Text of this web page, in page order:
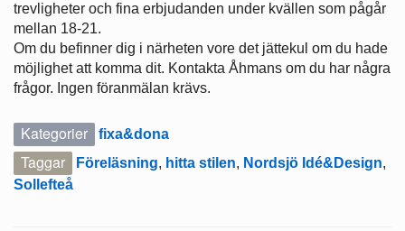
trevligheter och fina erbjudanden under kvällen som pågår
mellan 18-21.
Om du befinner dig i närheten vore det jättekul om du hade
möjlighet att komma dit. Kontakta Åhmans om du har några
frågor. Ingen föranmälan krävs.
Kategorier fixa&dona
Taggar Föreläsning, hitta stilen, Nordsjö Idé&Design,
Sollefteå